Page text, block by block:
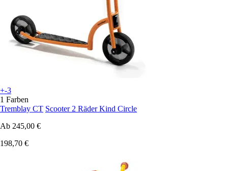
+-3
1 Farben
Tremblay CT Scooter 2 Räder Kind Circle
Ab 245,00 €
198,70 €